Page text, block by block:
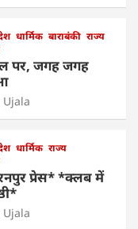
धार्मिक बाराबंकी राज्य
पर, जगह जगह
धार्मिक राज्य
प्रेस* *क्लब में